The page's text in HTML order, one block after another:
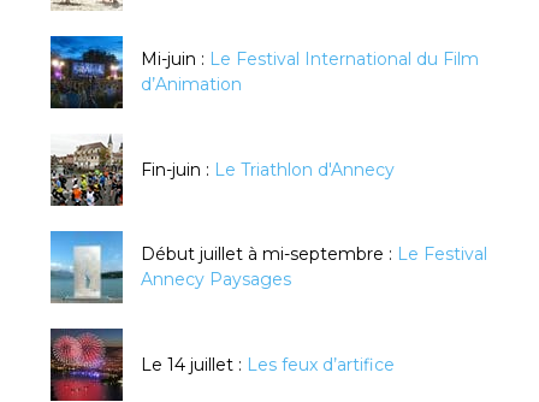
Mi-juin : Le Festival International du Film
d’Animation
Fin-juin : Le Triathlon d'Annecy
Début juillet à mi-septembre : Le Festival
Annecy Paysages
Le 14 juillet : Les feux d’artifice